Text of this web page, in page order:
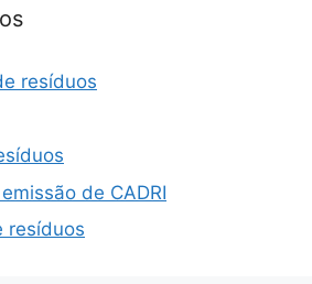
resíduos
de CADRI
resíduos